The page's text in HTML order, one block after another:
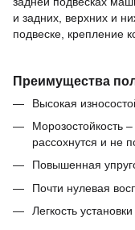
и задних, верхних и
подвеске, крепление
Преимущества
Высокая
Морозостойкость
рассохнутся и не
Повышенная
Почти нулевая
Легкость